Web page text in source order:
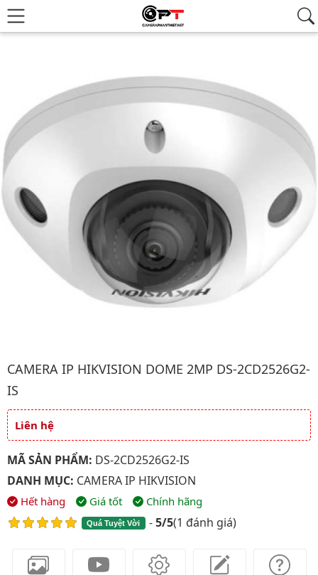
CAMERA IP HIKVISION DOME 2MP DS-2CD2526G2-
IS
Giá và khuyến mãi
Liên hệ
MÃ SẢN PHẨM: DS-2CD2526G2-IS
DANH MỤC: CAMERA IP HIKVISION
Hết hàng Giá tốt Chính hãng
Quá Tuyệt Vời -5/5(1 đánh giá)